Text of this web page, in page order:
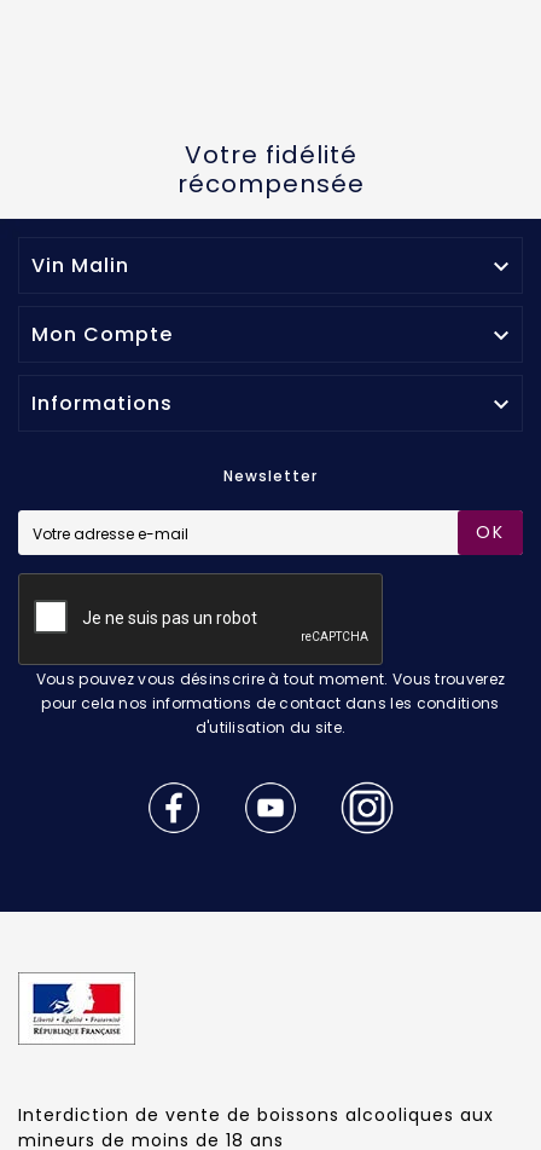
Votre fidélité
récompensée
Vin Malin 
Mon Compte 
Informations 
Newsletter
OK
Vous pouvez vous désinscrire à tout moment. Vous trouverez
pour cela nos informations de contact dans les conditions
d'utilisation du site.
Interdiction de vente de boissons alcooliques aux
mineurs de moins de 18 ans